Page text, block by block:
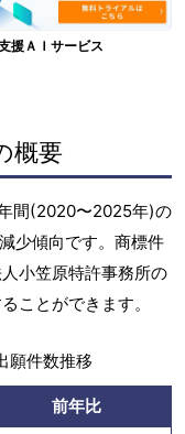
援ＡＩサービス
概要
間(2020〜2025年)の
少傾向です。商標件
小笠原特許事務所の
ことができます。
願件数推移
前年比